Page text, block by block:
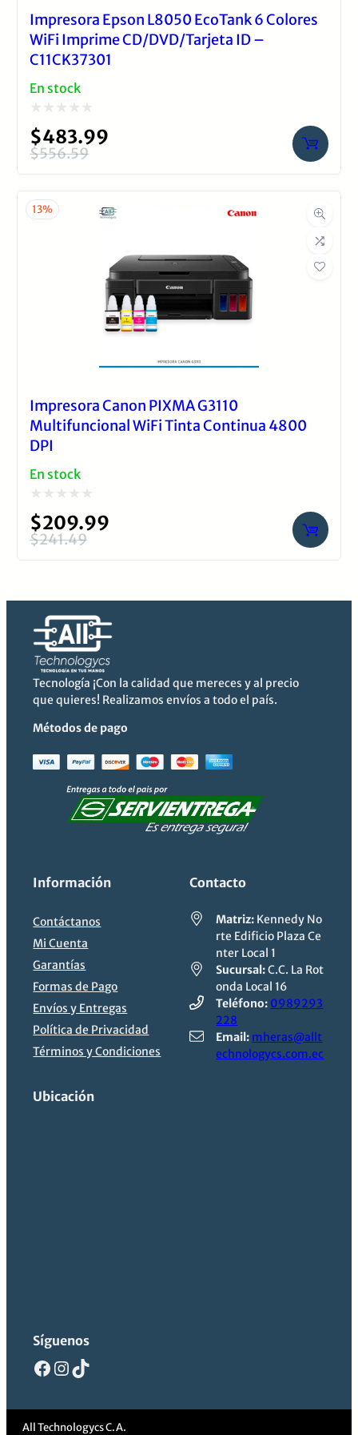
Impresora Epson L8050 EcoTank 6 Colores
WiFi Imprime CD/DVD/Tarjeta ID –
C11CK37301
En stock
Valorado
con
de
5
$556.59
original
$483.99
actual
13%
Impresora Canon PIXMA G3110
Multifuncional WiFi Tinta Continua 4800
DPI
En stock
Valorado
con
$241.49
original
era:
$241.49.
$209.99
actual
es:
$209.99.
Tecnología ¡Con la calidad que mereces y al precio
que quieres! Realizamos envíos a todo el país.
Métodos de pago
Información
Contáctanos
Mi Cuenta
Garantías
Formas de Pago
Envíos y Entregas
Política de Privacidad
Términos y Condiciones
Contacto
Matriz: Kennedy No
rte Edificio Plaza Ce
nter Local 1
Sucursal:C.C. La Rot
onda Local 16
Teléfono: 0989293
228
Email: mheras@allt
echnologycs.com.ec
Ubicación
Síguenos
Facebook
Instagram
TikTok
All Technologycs C.A.